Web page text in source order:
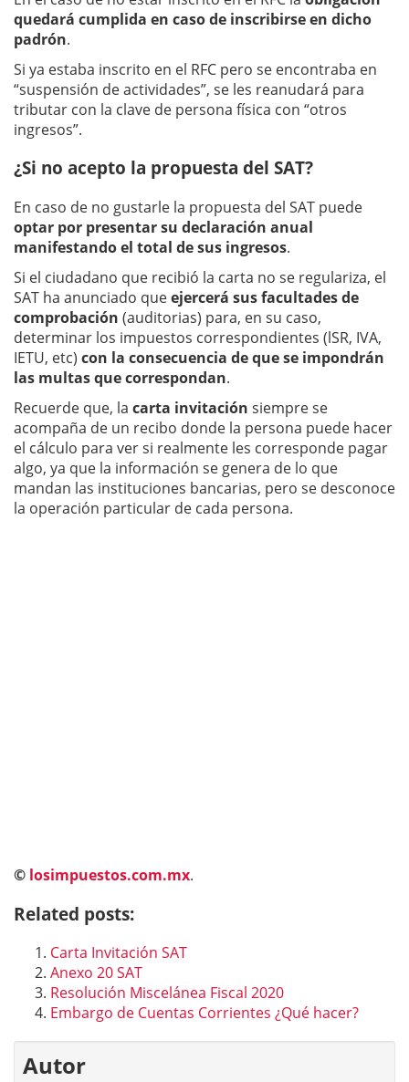
quedará cumplida en caso de inscribirse en dicho
padrón.
Si ya estaba inscrito en el RFC pero se encontraba en
“suspensión de actividades”, se les reanudará para
tributar con la clave de persona física con “otros
ingresos”.
¿Si no acepto la propuesta del SAT?
En caso de no gustarle la propuesta del SAT puede
optar por presentar su declaración anual
manifestando el total de sus ingresos.
Si el ciudadano que recibió la carta no se regulariza, el
SAT ha anunciado queejercerá sus facultades de
comprobación (auditorias) para, en su caso,
determinar los impuestos correspondientes (lSR, IVA,
IETU, etc) con la consecuencia de que se impondrán
las multas que correspondan.
Recuerde que, la carta invitación siempre se
acompaña de un recibo donde la persona puede hacer
el cálculo para ver si realmente les corresponde pagar
algo, ya que la información se genera de lo que
mandan las instituciones bancarias, pero se desconoce
la operación particular de cada persona.
© losimpuestos.com.mx.
Related posts:
Carta Invitación SAT
Anexo 20 SAT
Resolución Miscelánea Fiscal 2020
Embargo de Cuentas Corrientes ¿Qué hacer?
Autor